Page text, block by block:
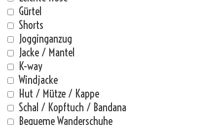
Gürtel
Shorts
Jogginganzug
Jacke / Mantel
K-way
Windjacke
Hut / Mütze / Kappe
Schal / Kopftuch / Bandana
Bequeme Wanderschuhe